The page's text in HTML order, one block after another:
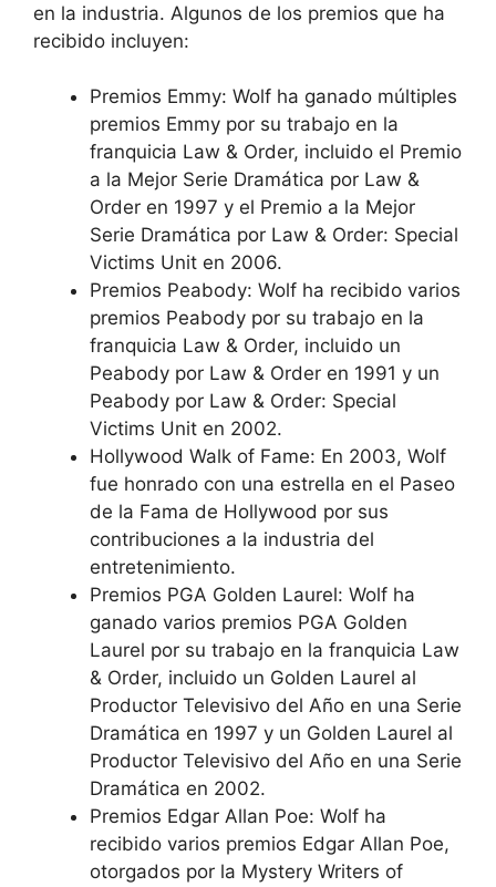
en la industria. Algunos de los premios que ha
recibido incluyen:
Premios Emmy: Wolf ha ganado múltiples
premios Emmy por su trabajo en la
franquicia Law & Order, incluido el Premio
a la Mejor Serie Dramática por Law &
Order en 1997 y el Premio a la Mejor
Serie Dramática por Law & Order: Special
Victims Unit en 2006.
Premios Peabody: Wolf ha recibido varios
premios Peabody por su trabajo en la
franquicia Law & Order, incluido un
Peabody por Law & Order en 1991 y un
Peabody por Law & Order: Special
Victims Unit en 2002.
Hollywood Walk of Fame: En 2003, Wolf
fue honrado con una estrella en el Paseo
de la Fama de Hollywood por sus
contribuciones a la industria del
entretenimiento.
Premios PGA Golden Laurel: Wolf ha
ganado varios premios PGA Golden
Laurel por su trabajo en la franquicia Law
& Order, incluido un Golden Laurel al
Productor Televisivo del Año en una Serie
Dramática en 1997 y un Golden Laurel al
Productor Televisivo del Año en una Serie
Dramática en 2002.
Premios Edgar Allan Poe: Wolf ha
recibido varios premios Edgar Allan Poe,
otorgados por la Mystery Writers of